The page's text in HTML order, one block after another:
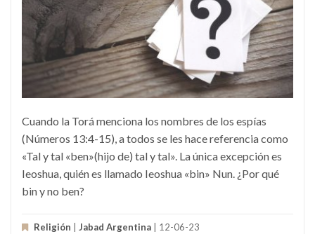
Cuando la Torá menciona los nombres de los espías
(Números 13:4-15), a todos se les hace referencia como
«Tal y tal «ben»(hijo de) tal y tal». La única excepción es
Ieoshua, quién es llamado Ieoshua «bin» Nun. ¿Por qué
bin y no ben?
Religión Jabad Argentina | 12-06-23